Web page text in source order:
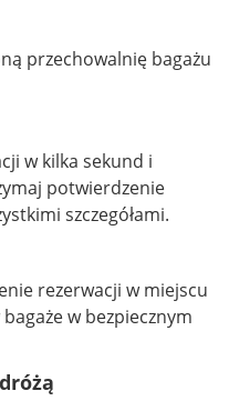
przechowalnię bagażu
w kilka sekund i
potwierdzenie
szczegółami.
rezerwacji w miejscu
w bezpiecznym